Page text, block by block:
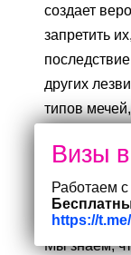
создает
запретить
других
типов
некоторые
законными
Мы знаем,
Работаем с
https://